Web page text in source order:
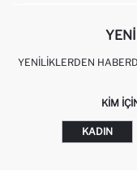
YENILIKLERDEN
KIM
KADIN